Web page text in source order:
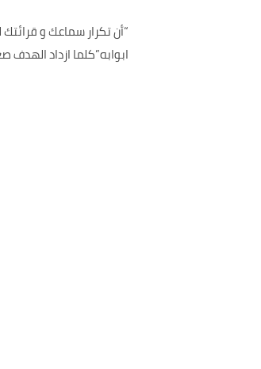
“أن تكرار سماعك و
ابوابه”كلما ازداد الهدف